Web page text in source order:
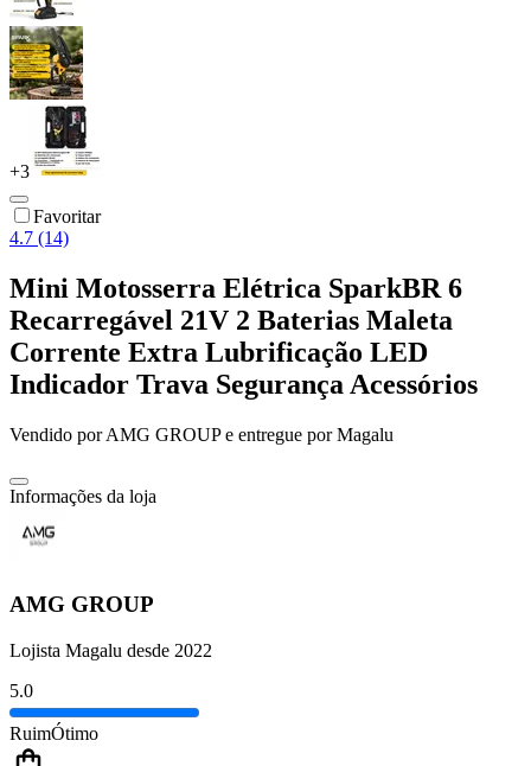
+3
Favoritar
4.7 (14)
Mini Motosserra Elétrica SparkBR 6
Recarregável 21V 2 Baterias Maleta
Corrente Extra Lubrificação LED
Indicador Trava Segurança Acessórios
Vendido porAMG GROUPe entregue por Magalu
Informações da loja
AMG GROUP
Lojista Magalu desde 2022
5.0
RuimÓtimo